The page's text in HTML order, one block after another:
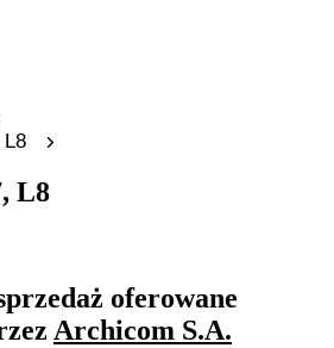
L8
L8
oferowane
Archicom S.A.